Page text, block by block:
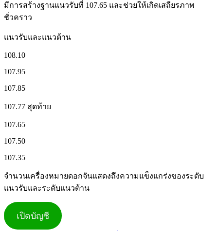
มีการสร้างฐานแนวรับที่ 107.65 และช่วยให้เกิดเสถียรภาพ
ชั่วคราว
แนวรับและแนวต้าน
108.10
107.95
107.85
107.77 สุดท้าย
107.65
107.50
107.35
จำนวนเครื่องหมายดอกจันแสดงถึงความแข็งแกร่งของระดับ
แนวรับและระดับแนวต้าน
เปิดบัญชี